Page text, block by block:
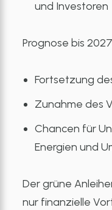
und Investoren
Prognose bis
Fortsetzung
Zunahme des
Chancen für
Energien und
Der grüne
nur finanzielle